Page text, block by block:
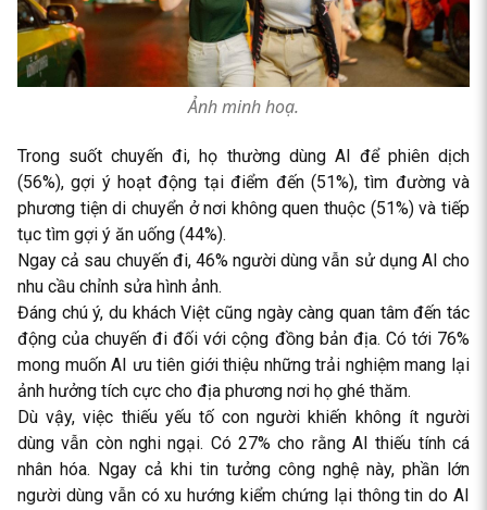
Ảnh minh hoạ.
Trong suốt chuyến đi, họ thường dùng AI để phiên dịch
(56%), gợi ý hoạt động tại điểm đến (51%), tìm đường và
phương tiện di chuyển ở nơi không quen thuộc (51%) và tiếp
tục tìm gợi ý ăn uống (44%).
Ngay cả sau chuyến đi, 46% người dùng vẫn sử dụng AI cho
nhu cầu chỉnh sửa hình ảnh.
Đáng chú ý, du khách Việt cũng ngày càng quan tâm đến tác
động của chuyến đi đối với cộng đồng bản địa. Có tới 76%
mong muốn AI ưu tiên giới thiệu những trải nghiệm mang lại
ảnh hưởng tích cực cho địa phương nơi họ ghé thăm.
Dù vậy, việc thiếu yếu tố con người khiến không ít người
dùng vẫn còn nghi ngại. Có 27% cho rằng AI thiếu tính cá
nhân hóa. Ngay cả khi tin tưởng công nghệ này, phần lớn
người dùng vẫn có xu hướng kiểm chứng lại thông tin do AI